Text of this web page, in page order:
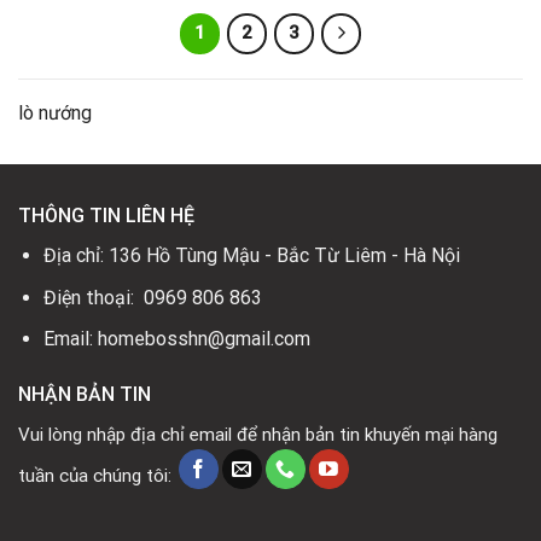
24.500.000₫.
1 2 3
lò nướng
THÔNG TIN LIÊN HỆ
Địa chỉ: 136 Hồ Tùng Mậu - Bắc Từ Liêm - Hà Nội
Điện thoại: 0969 806 863
Email: homebosshn@gmail.com
NHẬN BẢN TIN
Vui lòng nhập địa chỉ email để nhận bản tin khuyến mại hàng
tuần của chúng tôi: